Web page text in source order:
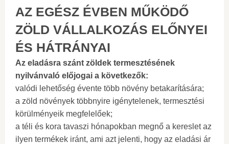
AZ EGÉSZ ÉVBEN MŰKÖDŐ
ZÖLD VÁLLALKOZÁS ELŐNYEI
ÉS HÁTRÁNYAI
Az eladásra szánt zöldek termesztésének
nyilvánvaló előjogai a következők:
valódi lehetőség évente több növény betakarítására;
a zöld növények többnyire igénytelenek, termesztési
körülményeik megfelelőek;
a téli és kora tavaszi hónapokban megnő a kereslet az
ilyen termékek iránt, ami azt jelenti, hogy az eladási ár